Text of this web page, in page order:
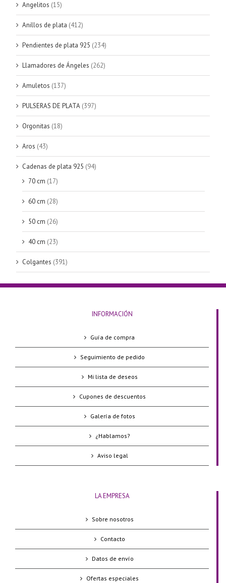
Angelitos (15)
Anillos de plata (412)
Pendientes de plata 925 (234)
Llamadores de Ángeles (262)
Amuletos (137)
PULSERAS DE PLATA (397)
Orgonitas (18)
Aros (43)
Cadenas de plata 925 (94)
70 cm (17)
60 cm (28)
50 cm (26)
40 cm (23)
Colgantes (391)
INFORMACIÓN
Guía de compra
Seguimiento de pedido
Mi lista de deseos
Cupones de descuentos
Galería de fotos
¿Hablamos?
Aviso legal
LA EMPRESA
Sobre nosotros
Contacto
Datos de envío
Ofertas especiales